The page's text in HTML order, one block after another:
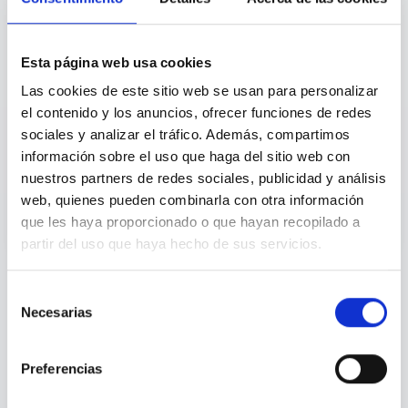
Esta página web usa cookies
Las cookies de este sitio web se usan para personalizar
el contenido y los anuncios, ofrecer funciones de redes
sociales y analizar el tráfico. Además, compartimos
información sobre el uso que haga del sitio web con
nuestros partners de redes sociales, publicidad y análisis
web, quienes pueden combinarla con otra información
que les haya proporcionado o que hayan recopilado a
partir del uso que haya hecho de sus servicios.
Necesarias
Preferencias
Para HR
Datos para People
Métricas agregadas para prevenir riesgos
psicosociales.
Privacidad absoluta para el empleado. Visibilidad estratégica
para People. Sin acceso a datos individuales.